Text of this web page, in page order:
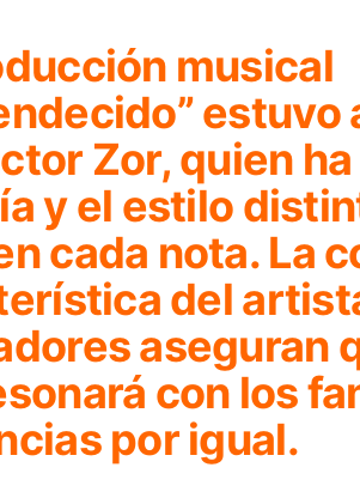
musical
estuvo
Zor, quien
y el estilo
cada nota. La
del
aseguran
con los
por igual.